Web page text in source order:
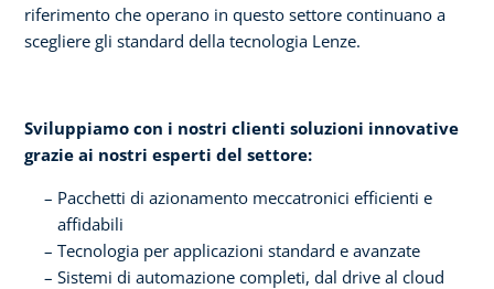
riferimento che operano in questo settore continuano a
scegliere gli standard della tecnologia Lenze.
Sviluppiamo con i nostri clienti soluzioni innovative
grazie ai nostri esperti del settore:
Pacchetti di azionamento meccatronici efficienti e
affidabili
Tecnologia per applicazioni standard e avanzate
Sistemi di automazione completi, dal drive al cloud